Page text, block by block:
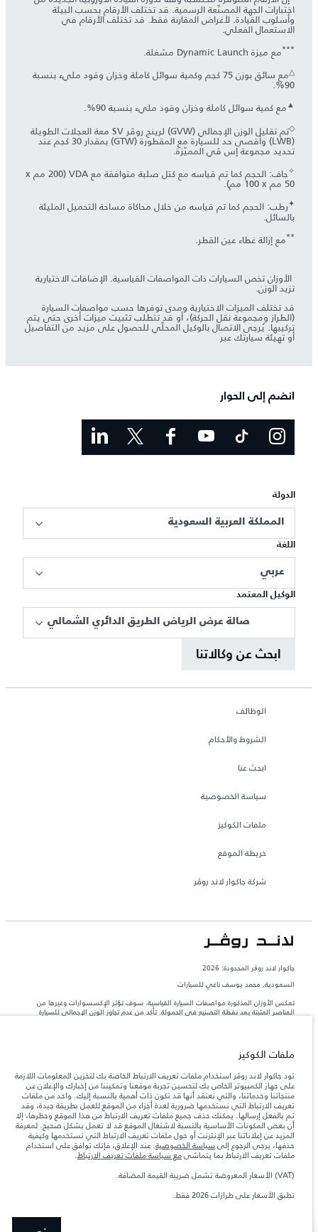
اختبارات الجهة المصنّعة الرسمية. قد تختلف الأرقام بحسب البيئة
وأسلوب القيادة. لأغراض المقارنة فقط. قد تختلف الأرقام في
الاستعمال الفعلي.
***مع ميزة Dynamic Launch مشغلة.
△ مع سائق بوزن 75 كجم وكمية سوائل كاملة وخزان وقود مليء بنسبة
90%.
▲مع كمية سوائل كاملة وخزان وقود مليء بنسبة 90%.
◇ تم تقليل الوزن الإجمالي (GVW) لرينج روڤر SV معة العجلات الطويلة
(LWB) وأقصى حد للسيارة مع المقطورة (GTW) بمقدار 30 كجم عند
تحديد مجموعة إس ڤي المميّزة.
✧ جاف: الحجم كما تم قياسه مع كتل صلبة متوافقة مع VDA (‏200 مم x
✦رطب: الحجم كما تم قياسه من خلال محاكاة مساحة التحميل المليئة
بالسائل.
**مع إزالة غطاء عين القطر.
​ الأوزان تخص السيارات ذات المواصفات القياسية. الإضافات الاختيارية
تزيد الوزن.
قد تختلف الميزات الاختيارية ومدى توفرها حسب مواصفات السيارة
(الطراز ومجموعة نقل الحركة)، أو قد تتطلب تثبيت ميزات أخرى حتى يتم
تركيبها. يُرجى الاتصال بالوكيل المحلّي للحصول على مزيد من التفاصيل
أو تهيئة سيارتك عبر
انضم إلى الحوار
الدولة
المملكة العربية السعودية
اللغة
عربي
الوكيل المعتمد
صالة عرض الرياض الطريق الدائري الشمالي
ابحث عن وكالاتنا
الوظائف
الشروط والأحكام
ابحث عنا
سياسة الخصوصية
ملفات الكوكيز
خريطة الموقع
شركة جاكوار لاند روڤر
جاكوار لاند روڨر المحدودة: 2026
السعودية, محمد يوسف ناغي للسيارات
تعكس الأوزان المذكورة مواصفات السيارة القياسية. سوف تؤثر الإكسسوارات وغيرها من
العناصر المثبتة بعد نقطة التصنيع في الحمولة. تأكد من عدم تجاوز الوزن الإجمالي للسيارة
المعلومات والمواصفات والأسعار والألوان المذكورة على هذا الموقع قد تختلف من بلد إلى
آخر، كما أنّها قد تتغير بدون إشعار مسبق. الرجاء التواصل مع وكيلنا المحلي للتأكد من توفّرها
والتحقق من الأسعار.
ملاحظة مهمة حول الصور والمواصفات.إن النقص العالمي في أشباه الموصلات يؤثر حاليًا
في مواصفات تصميم السيارات وتوفر الخيارات وتوقيتات التصاميم. هذا ظرف ديناميكي
للغاية، ونتيجة لذلك، قد لا تمثّل الصور المستخدَمة ضمن موقع الويب حاليًا المواصفات الحالية
بالكامل بالنسبة إلى الميزات والخيارات والحلية ومجموعات الألوان. يرجى استشارة وكيلك الذي
سيتمكّن من تأكيد أي تقييدات حالية معك للسماح لك باتخاذ قرار مدروس
الأرقام المقدمة هي نتيجة لاختبارات المصنع الرسمية وفقاً لتشريعات الاتحاد الأوروبي. قد
يتباين استهلك الوقود الفعلي للمركبة عن ذلك المتحقق في تلك الاختبارات كما أن هذه
الأرقام بغرض المقارنة فحسب.
الأسعار تنطبق فقط على الطرازات المصنعة في عام 2026.
ملفات الكوكيز
تود جاكوار لاند روڤر استخدام ملفات تعريف الارتباط الخاصة بك لتخزين المعلومات اللازمة
على جهاز الكمبيوتر الخاص بك لتحسين تجربة موقعنا وتمكيننا من إخبارك والإعلان عن
منتجاتنا وخدماتنا، والتي نعتقد أنها قد تكون ذات أهمية بالنسبة إليك. واحد من ملفات
تعريف الارتباط التي نستخدمها ضرورية لعدة أجزاء من الموقع للعمل بطريقة جيدة، وقد
تم بالفعل إرسالها. يمكنك حذف جميع ملفات تعريف الارتباط من هذا الموقع وحظرها، إلا
أن بعض المكونات الأساسية بالنسبة لاشتغال الموقع قد لا تعمل بشكل صحيح. لمعرفة
المزيد عن إعلاناتنا عبر الإنترنت أو حول ملفات تعريف الارتباط التي نستخدمها وكيفية
حذفها، يرجى الرجوع إلى سياسة الخصوصية. عند الإغلاق، فإنك توافق على استخدام
ملفات تعريف الارتباط بما يتماشىمع سياسة ملفات تعريف الارتباط.
(VAT) الأسعار المعروضة تشمل ضريبة القيمة المضافة.
تطبق الأسعار على طرازات 2026 فقط.